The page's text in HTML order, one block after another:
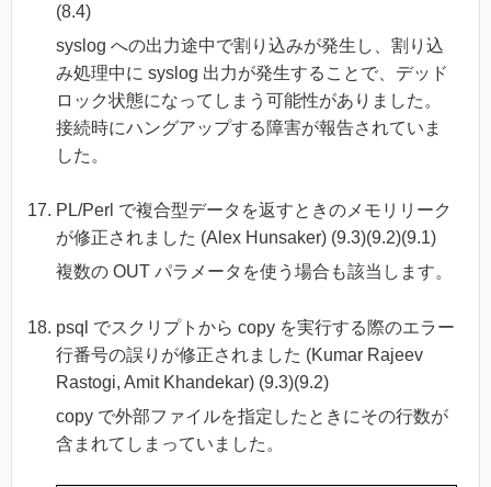
(8.4)
syslog への出力途中で割り込みが発生し、割り込
み処理中に syslog 出力が発生することで、デッド
ロック状態になってしまう可能性がありました。
接続時にハングアップする障害が報告されていま
した。
PL/Perl で複合型データを返すときのメモリリーク
が修正されました (Alex Hunsaker) (9.3)(9.2)(9.1)
複数の OUT パラメータを使う場合も該当します。
psql でスクリプトから copy を実行する際のエラー
行番号の誤りが修正されました (Kumar Rajeev
Rastogi, Amit Khandekar) (9.3)(9.2)
copy で外部ファイルを指定したときにその行数が
含まれてしまっていました。